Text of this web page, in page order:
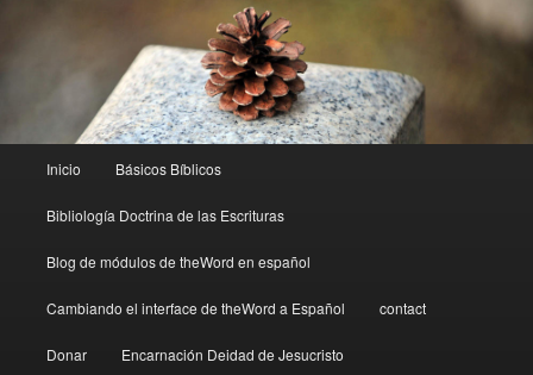
principal
Inicio Básicos Bíblicos
Bibliología Doctrina de las Escrituras
Blog de módulos de theWord en español
Cambiando el interface de theWord a Español contact
Donar Encarnación Deidad de Jesucristo